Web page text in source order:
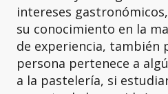
intereses
su conocimiento en la
de experiencia, también
persona pertenece a
a la pastelería, si